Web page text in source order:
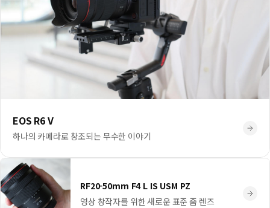
EOS R6 V
하나의 카메라로 창조되는 무수한 이야기
RF20-50mm F4 L IS USM PZ
영상 창작자를 위한 새로운 표준 줌 렌즈